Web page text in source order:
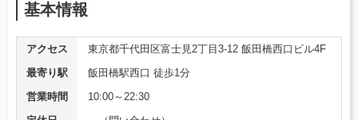
基本情報
アクセス
東京都千代田区富士見2丁目3-12 飯田橋西口ビル4F
最寄り駅
飯田橋駅西口 徒歩1分
営業時間
10:00～22:30